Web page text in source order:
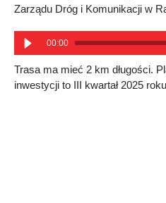
Zarządu Dróg i Komunikacji w
00:00
Trasa ma mieć 2 km długości.
inwestycji to III kwartał 2025